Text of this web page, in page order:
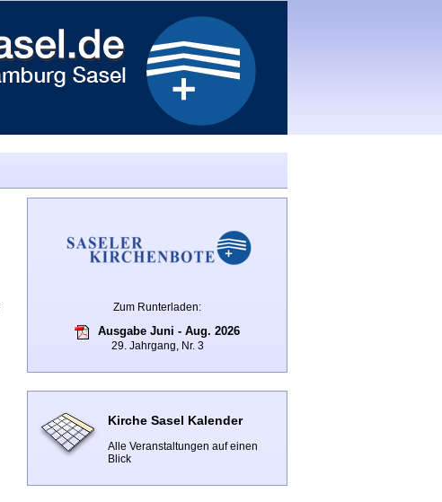
Zum Runterladen:
Ausgabe Juni - Aug. 2026
29. Jahrgang, Nr. 3
Kirche Sasel Kalender
Alle Veranstaltungen auf einen
Blick